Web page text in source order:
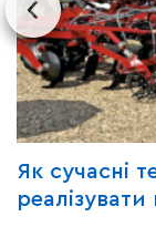
Як сучасні
реалізувати